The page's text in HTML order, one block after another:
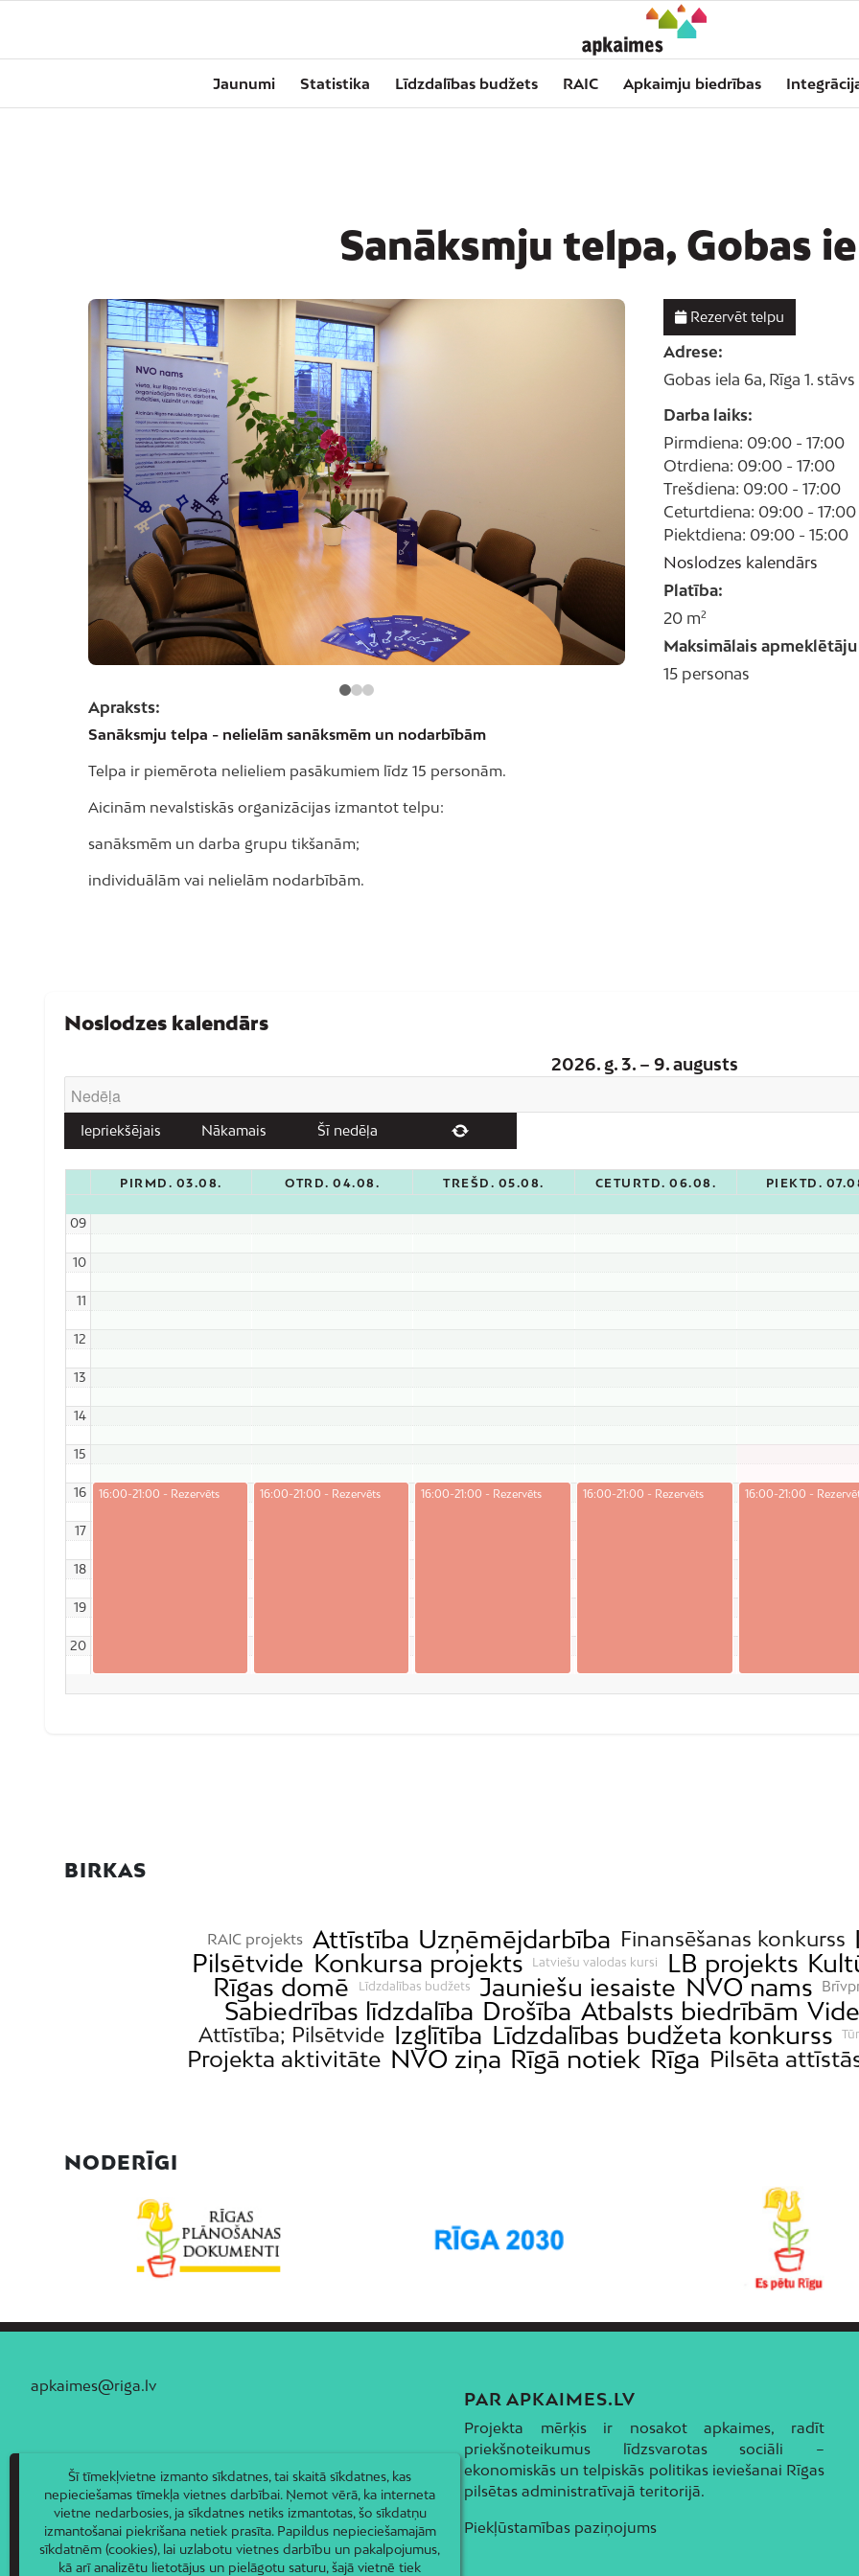
Jaunumi Statistika Līdzdalības budžets RAIC Apkaimju biedrības
Sanāksmju telpa, Gobas
Apraksts:
Sanāksmju telpa - nelielām sanāksmēm un nodarbībām
Telpa ir piemērota nelieliem pasākumiem līdz 15 personām.
Aicinām nevalstiskās organizācijas izmantot telpu:
sanāksmēm un darba grupu tikšanām;
individuālām vai nelielām nodarbībām.
Rezervēt telpu
Adrese:
Gobas iela 6a, Rīga 1. stāvs
Darba laiks:
Pirmdiena: 09:00 - 17:00
Otrdiena: 09:00 - 17:00
Trešdiena: 09:00 - 17:00
Ceturtdiena: 09:00 - 17:00
Piektdiena: 09:00 - 15:00
Noslodzes kalendārs
Platība:
20 m²
Maksimālais
15 personas
Noslodzes kalendārs
2026. g. 3. – 9. augusts
Iepriekšējais Nākamais Šī nedēļa
PIRMD. 03.08. OTRD. 04.08. TREŠD. 05.08. CETURTD. 06.08. PIEKTD.
09
10
11
12
13
14
15
16
17
18
19
20
16:00-21:00 - Rezervēts 16:00-21:00 - Rezervēts 16:00-21:00 - Rezervēts 16:00-21:00 - Rezervēts 16:00-21:00 -
BIRKAS
RAIC projekts Attīstība Uzņēmējdarbība Finansēšanas konkurss
Pilsētvide Konkursa projekts Latviešu valodas kursi LB projekts
Rīgas domē
Līdzdalības budžets Jauniešu iesaiste NVO nams
Sabiedrības līdzdalība Drošība Atbalsts biedrībām
Attīstība; Pilsētvide Izglītība Līdzdalības budžeta konkurss
Projekta aktivitāte NVO ziņa Rīgā notiek Rīga Pilsēta
NODERĪGI
apkaimes@riga.lv
PAR APKAIMES.LV
Projekta mērķis ir nosakot apkaimes, radīt
priekšnoteikumus līdzsvarotas sociāli –
ekonomiskās un telpiskās politikas ieviešanai Rīgas
pilsētas administratīvajā teritorijā.
Piekļūstamības paziņojums
Šī tīmekļvietne izmanto sīkdatnes, tai skaitā sīkdatnes, kas
nepieciešamas tīmekļa vietnes darbībai. Ņemot vērā, ka interneta
vietne nedarbosies, ja sīkdatnes netiks izmantotas, šo sīkdatņu
izmantošanai piekrišana netiek prasīta. Papildus nepieciešamajām
sīkdatnēm (cookies), lai uzlabotu vietnes darbību un pakalpojumus,
kā arī analizētu lietotājus un pielāgotu saturu, šajā vietnē tiek